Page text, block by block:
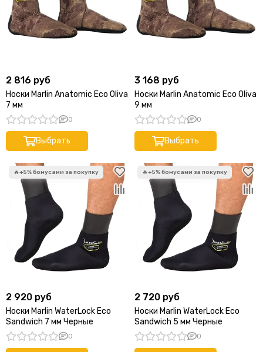
2 816 руб
Носки Marlin Anatomic Eco Oliva
7 мм
0
Выбрать
3 168 руб
Носки Marlin Anatomic Eco Oliva
9 мм
0
Выбрать
2 920 руб
Носки Marlin WaterLock Eco
Sandwich 7 мм Черные
0
2 720 руб
Носки Marlin WaterLock Eco
Sandwich 5 мм Черные
0